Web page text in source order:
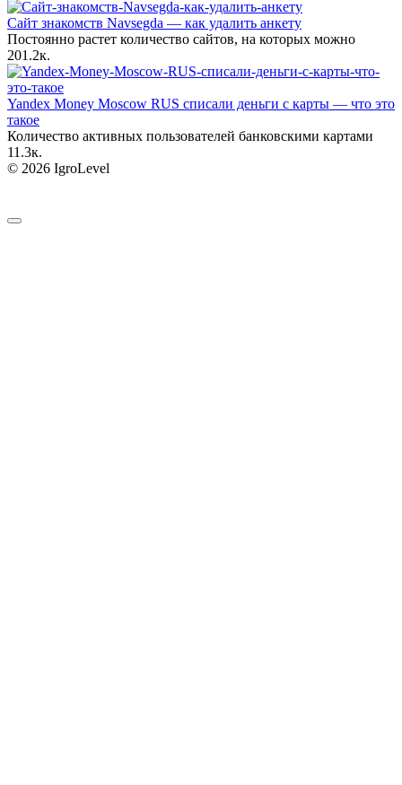
Сайт знакомств Navsegda — как удалить анкету
Постоянно растет количество сайтов, на которых можно
201.2к.
Yandex Money Moscow RUS списали деньги с карты — что это
такое
Количество активных пользователей банковскими картами
11.3к.
© 2026 IgroLevel